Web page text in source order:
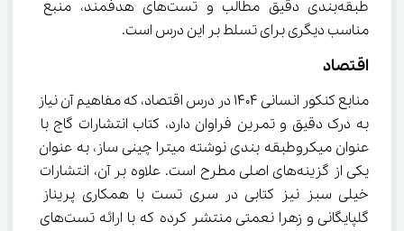
طبقه‌بندی دقیق مطالب و تست‌های هدفمند، منبع
مناسب دیگری برای تسلط بر این درس است.
اقتصاد
منابع کنکور انسانی 1404 در درس اقتصاد، که مفاهیم آن نیاز
به درک دقیق و تمرین فراوان دارد، کتاب انتشارات گاج با
عنوان میکروطبقه بندی نوشته میترا چینی ساز، به عنوان
یکی از گزینه‌های اصلی مطرح است. علاوه بر آن، انتشارات
خیلی سبز نیز کتابی در سری تست با همکاری پریناز
گلپایگانی و زهرا نعمتی منتشر کرده که با ارائه تست‌های